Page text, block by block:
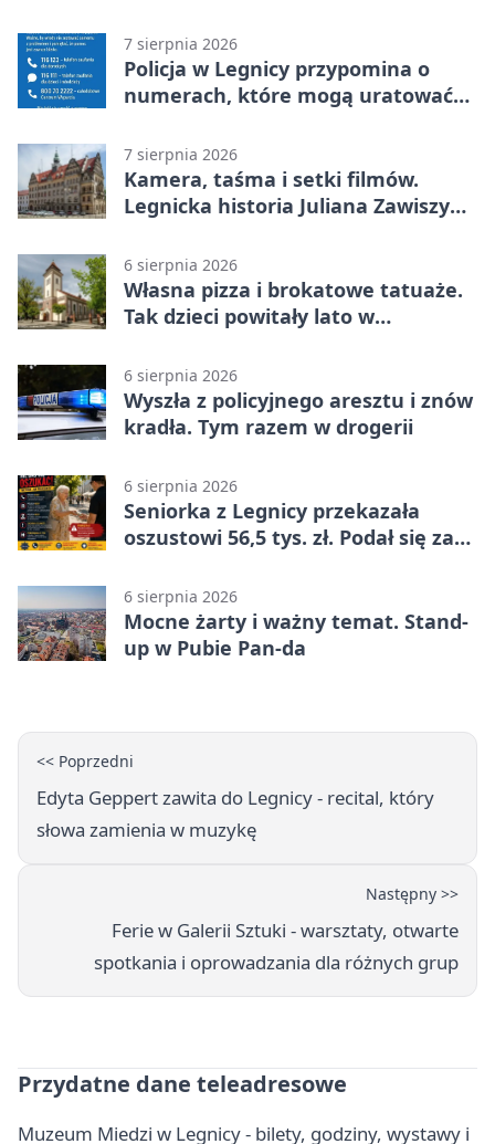
7 sierpnia 2026
Policja w Legnicy przypomina o
numerach, które mogą uratować
7 sierpnia 2026
Kamera, taśma i setki filmów.
Legnicka historia Juliana Zawiszy
6 sierpnia 2026
Własna pizza i brokatowe tatuaże.
Tak dzieci powitały lato w
6 sierpnia 2026
Wyszła z policyjnego aresztu i znów
kradła. Tym razem w drogerii
6 sierpnia 2026
Seniorka z Legnicy przekazała
oszustowi 56,5 tys. zł. Podał się za
6 sierpnia 2026
Mocne żarty i ważny temat. Stand-
up w Pubie Pan-da
<< Poprzedni
Edyta Geppert zawita do Legnicy - recital, który
słowa zamienia w muzykę
Następny >>
Ferie w Galerii Sztuki - warsztaty, otwarte
spotkania i oprowadzania dla różnych grup
Przydatne dane teleadresowe
Muzeum Miedzi w Legnicy - bilety, godziny, wystawy i